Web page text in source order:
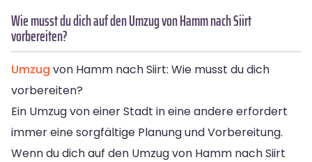
Wie musst du dich auf den Umzug von Hamm nach Siirt
vorbereiten?
Umzug von Hamm nach Siirt: Wie musst du dich
vorbereiten?
Ein Umzug von einer Stadt in eine andere erfordert
immer eine sorgfältige Planung und Vorbereitung.
Wenn du dich auf den Umzug von Hamm nach Siirt